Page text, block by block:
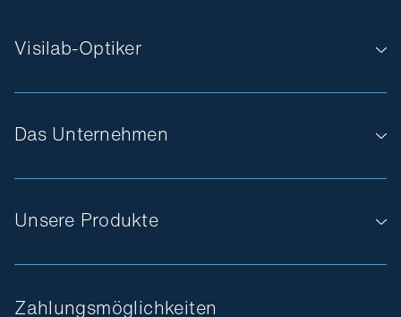
Das Unternehmen
Unsere Produkte
Visilab-Optiker
Zahlungsmöglichkeiten